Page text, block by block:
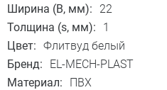
Ширина (B, мм):
22
Толщина (s, мм):
1
Цвет: Флитвуд белый
Бренд:
EL-MECH-PLAST
Материал:
ПВХ